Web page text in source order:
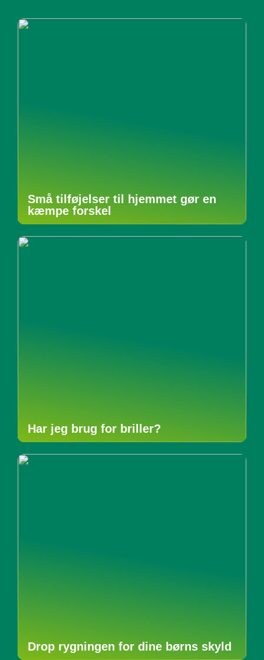
Små tilføjelser til hjemmet gør en
kæmpe forskel
Har jeg brug for briller?
Drop rygningen for dine børns skyld